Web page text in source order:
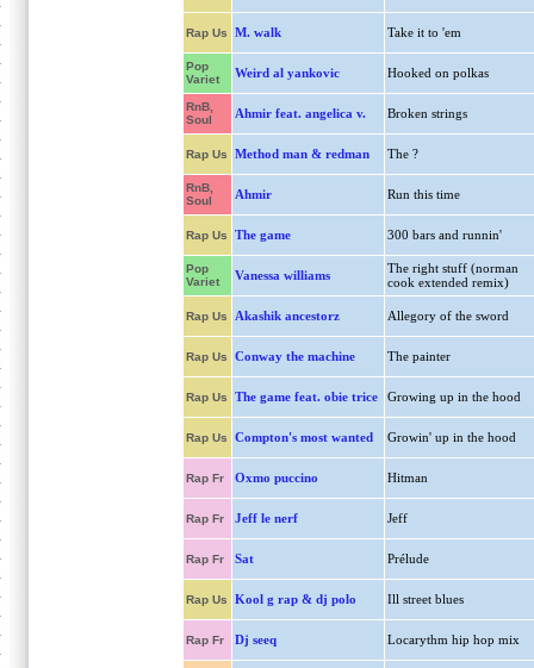
Rap Us M. walk Take it to 'em
Pop
Variet
Weird al yankovic Hooked on polkas
RnB,
Soul
Ahmir feat. angelica v. Broken strings
Rap Us Method man & redman The ?
RnB,
Soul
Ahmir Run this time
Rap Us The game 300 bars and runnin'
Pop
Variet
Vanessa williams
The right stuff (norman
cook extended remix)
Rap Us Akashik ancestorz Allegory of the sword
Rap Us Conway the machine The painter
Rap Us The game feat. obie trice Growing up in the hood
Rap Us Compton's most wanted Growin' up in the hood
Rap Fr Oxmo puccino Hitman
Rap Fr Jeff le nerf Jeff
Rap Fr Sat Prélude
Rap Us Kool g rap & dj polo Ill street blues
Rap Fr Dj seeq Locarythm hip hop mix